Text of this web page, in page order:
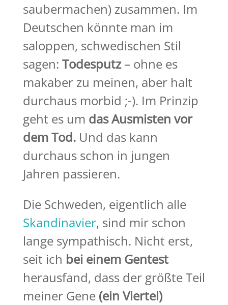
saubermachen) zusammen. Im
Deutschen könnte man im
saloppen, schwedischen Stil
sagen: Todesputz– ohne es
makaber zu meinen, aber halt
durchaus morbid ;-). Im Prinzip
geht es um das Ausmisten vor
dem Tod.Und das kann
durchaus schon in jungen
Jahren passieren.
Die Schweden, eigentlich alle
Skandinavier, sind mir schon
lange sympathisch. Nicht erst,
seit ich bei einem Gentest
herausfand, dass der größte Teil
meiner Gene (ein Viertel)